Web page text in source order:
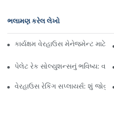
ભલામણ કરેલ લેખો
કાર્યક્ષમ વેરહાઉસ મેનેજમેન્ટ માટે
પેલેટ રેક સોલ્યુશન્સનું ભવિષ્ય:
વેરહાઉસ રેકિંગ સપ્લાયર્સ: શું જોવું